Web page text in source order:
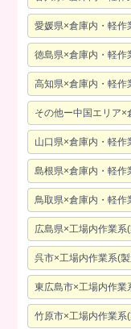
愛媛県×倉庫内・軽作
徳島県×倉庫内・軽作
高知県×倉庫内・軽作
その他ー中国エリア
山口県×倉庫内・軽
島根県×倉庫内・軽作
鳥取県×倉庫内・軽
広島県×工場内作業系
呉市×工場内作業系(
東広島市×工場内作業
竹原市×工場内作業系